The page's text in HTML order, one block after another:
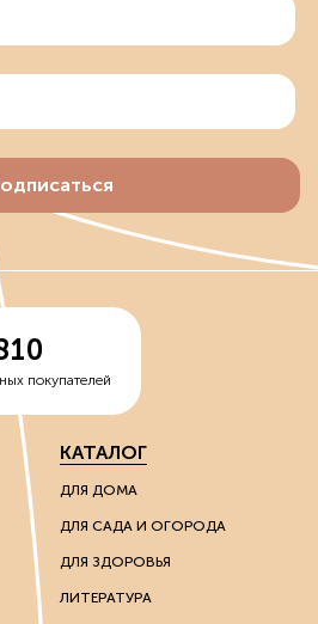
покупателей
КАТАЛОГ
ДЛЯ ДОМА
ДЛЯ САДА И ОГОРОДА
ДЛЯ ЗДОРОВЬЯ
ЛИТЕРАТУРА